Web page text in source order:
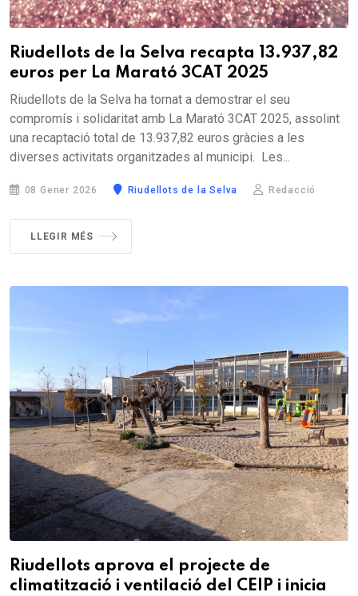
Riudellots de la Selva recapta 13.937,82
euros per La Marató 3CAT 2025
Riudellots de la Selva ha tornat a demostrar el seu
compromís i solidaritat amb La Marató 3CAT 2025, assolint
una recaptació total de 13.937,82 euros gràcies a les
diverses activitats organitzades al municipi. Les...
08 Gener 2026 Riudellots de la Selva Redacció
LLEGIR MÉS
Riudellots aprova el projecte de
climatització i ventilació del CEIP i inicia